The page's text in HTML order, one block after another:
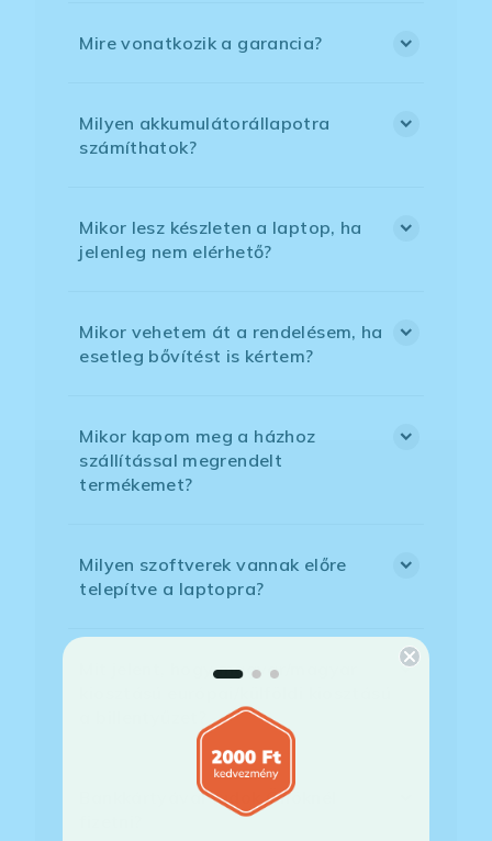
Mire vonatkozik a garancia?
Milyen akkumulátorállapotra
számíthatok?
Mikor lesz készleten a laptop, ha
jelenleg nem elérhető?
Mikor vehetem át a rendelésem, ha
esetleg bővítést is kértem?
Mikor kapom meg a házhoz
szállítással megrendelt
termékemet?
Milyen szoftverek vannak előre
telepítve a laptopra?
Mit jelent, hogy magyar/magyar
Bankkártyával tudok Önöknél